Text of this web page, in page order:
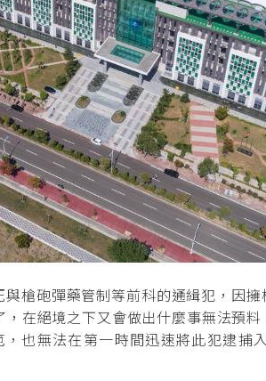
槍砲彈藥管制等前科的通緝犯，因
在絕境之下又會做出什麼事無法預
也無法在第一時間迅速將此犯逮捕